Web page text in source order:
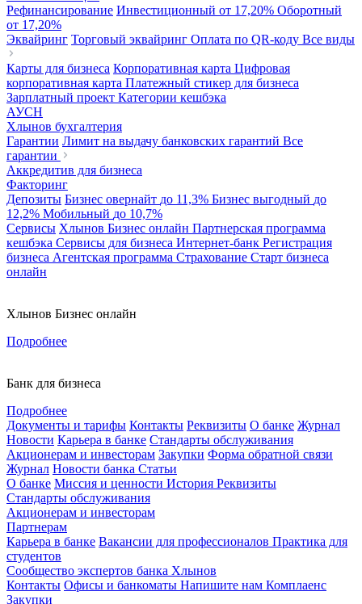
Рефинансирование Инвестиционный от 17,20% Оборотный
от 17,20%
Эквайринг Торговый эквайринг Оплата по QR-коду Все виды
Карты для бизнеса Корпоративная карта Цифровая
корпоративная карта Платежный стикер для бизнеса
Зарплатный проект Категории кешбэка
АУСН
Хлынов бухгалтерия
Гарантии Лимит на выдачу банковских гарантий Все
гарантии
Аккредитив для бизнеса
Факторинг
Депозиты Бизнес овернайт до 11,3% Бизнес выгодный до
12,2% Мобильный до 10,7%
Сервисы Хлынов Бизнес онлайн Партнерская программа
кешбэка Сервисы для бизнеса Интернет-банк Регистрация
бизнеса Агентская программа Страхование Старт бизнеса
онлайн
Хлынов Бизнес онлайн
Подробнее
Банк для бизнеса
Подробнее
Документы и тарифы Контакты Реквизиты О банке Журнал
Новости Карьера в банке Стандарты обслуживания
Акционерам и инвесторам Закупки Форма обратной связи
Журнал Новости банка Статьи
О банке Миссия и ценности История Реквизиты
Стандарты обслуживания
Акционерам и инвесторам
Партнерам
Карьера в банке Вакансии для профессионалов Практика для
студентов
Сообщество экспертов банка Хлынов
Контакты Офисы и банкоматы Напишите нам Комплаенс
Закупки